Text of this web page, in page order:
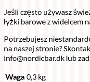
Jeśli często używasz
łyżki barowe z widelcem
Potrzebujesz
na naszej stronie?
info@nordicbar.dk lub
Waga 0,3 kg